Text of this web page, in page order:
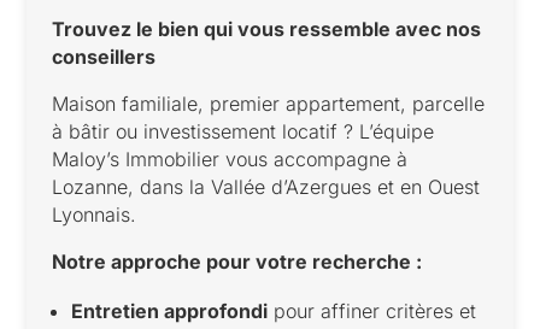
Trouvez le bien qui vous ressemble avec nos
conseillers
Maison familiale, premier appartement, parcelle
à bâtir ou investissement locatif ? L’équipe
Maloy’s Immobilier vous accompagne à
Lozanne, dans la Vallée d’Azergues et en Ouest
Lyonnais.
Notre approche pour votre recherche :
Entretien approfondipour affiner critères et